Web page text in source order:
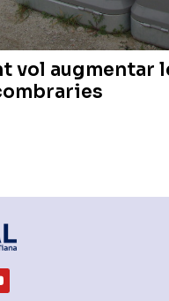
vol augmentar